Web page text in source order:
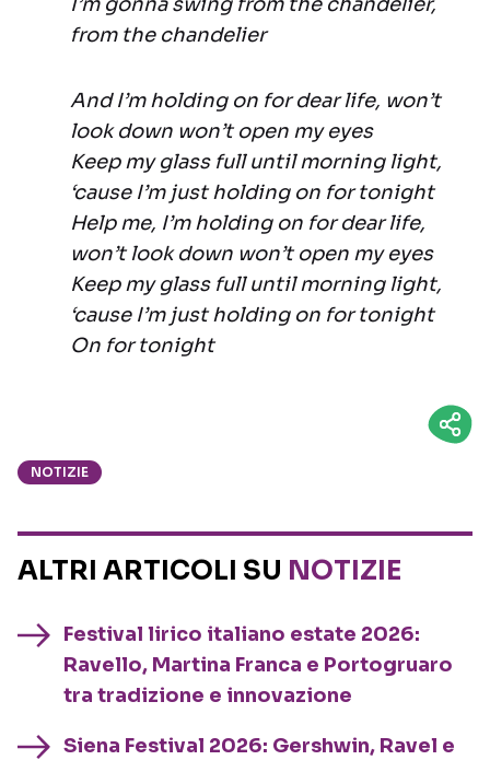
from the chandelier
And I’m holding on for dear life, won’t
look down won’t open my eyes
Keep my glass full until morning light,
‘cause I’m just holding on for tonight
Help me, I’m holding on for dear life,
won’t look down won’t open my eyes
Keep my glass full until morning light,
‘cause I’m just holding on for tonight
On for tonight
NOTIZIE
ALTRI ARTICOLI SU NOTIZIE
Festival lirico italiano estate 2026:
Ravello, Martina Franca e Portogruaro
tra tradizione e innovazione
Siena Festival 2026: Gershwin, Ravel e